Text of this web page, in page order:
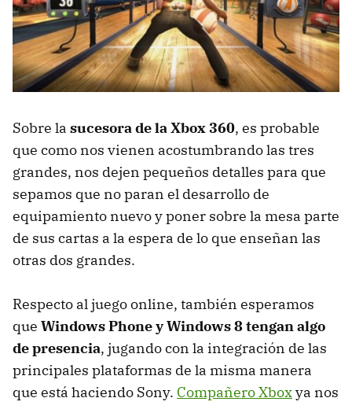
Sobre la sucesora de la Xbox 360, es probable
que como nos vienen acostumbrando las tres
grandes, nos dejen pequeños detalles para que
sepamos que no paran el desarrollo de
equipamiento nuevo y poner sobre la mesa parte
de sus cartas a la espera de lo que enseñan las
otras dos grandes.
Respecto al juego online, también esperamos
que Windows Phone y Windows 8 tengan algo
de presencia, jugando con la integración de las
principales plataformas de la misma manera
que está haciendo Sony. Compañero Xboxya nos